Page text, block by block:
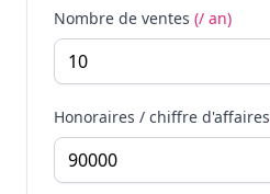
Nombre de ventes (/ an)
Honoraires / chiffre d'affaires